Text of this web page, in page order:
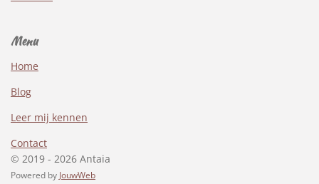
Menu
Home
Blog
Leer mij kennen
Contact
© 2019 - 2026 Antaia
Powered by JouwWeb